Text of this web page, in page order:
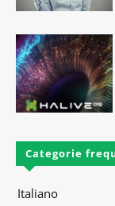
Categorie
Italiano